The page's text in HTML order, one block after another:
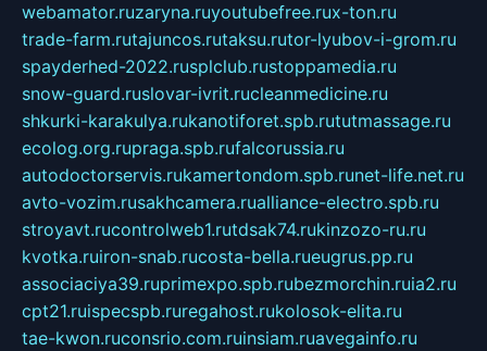
webamator.ruzaryna.ruyoutubefree.rux-ton.ru
trade-farm.rutajuncos.rutaksu.rutor-lyubov-i-grom.ru
spayderhed-2022.rusplclub.rustoppamedia.ru
snow-guard.ruslovar-ivrit.rucleanmedicine.ru
shkurki-karakulya.rukanotiforet.spb.rututmassage.ru
ecolog.org.rupraga.spb.rufalcorussia.ru
autodoctorservis.rukamertondom.spb.runet-life.net.ru
avto-vozim.rusakhcamera.rualliance-electro.spb.ru
stroyavt.rucontrolweb1.rutdsak74.rukinzozo-ru.ru
kvotka.ruiron-snab.rucosta-bella.rueugrus.pp.ru
associaciya39.ruprimexpo.spb.rubezmorchin.ruia2.ru
cpt21.ruispecspb.ruregahost.rukolosok-elita.ru
tae-kwon.ruconsrio.com.ruinsiam.ruavegainfo.ru